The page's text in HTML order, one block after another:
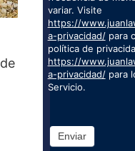
variar. Visite
https://
a-privacidad/para
política de
https://
a-privacidad/para
Servicio.
Enviar